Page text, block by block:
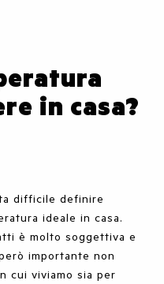
in casa?
difficile definire
ideale in casa.
è molto soggettiva e
importante non
cui viviamo sia per